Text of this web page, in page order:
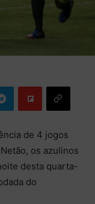
de 4 jogos
os azulinos
desta quarta-
do